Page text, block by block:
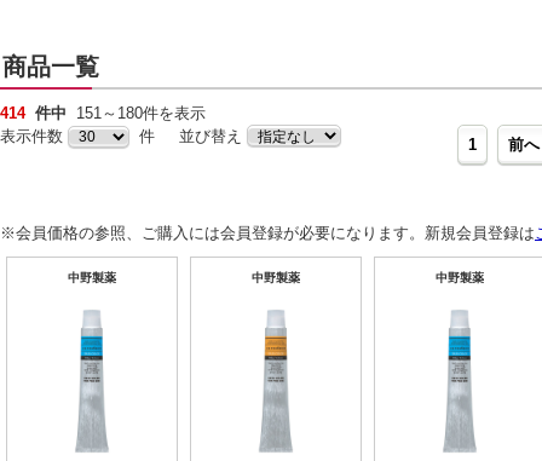
商品一覧
414 件中
151～180件を表示
1
前へ
表示件数 件 並び替え
※会員価格の参照、ご購入には会員登録が必要になります。新規会員登録は
中野製薬 中野製薬 中野製薬